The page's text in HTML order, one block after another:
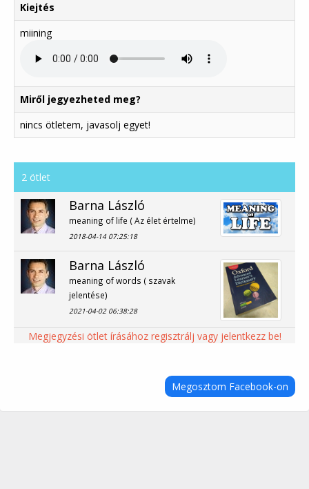
Kiejtés
miining
Miről jegyezheted meg?
nincs ötletem, javasolj egyet!
2 ötlet
Barna László
meaning of life ( Az élet értelme)
2018-04-14 07:25:18
Barna László
meaning of words ( szavak
jelentése)
2021-04-02 06:38:28
Megjegyzési ötlet írásához regisztrálj vagy jelentkezz be!
Megosztom Facebook-on